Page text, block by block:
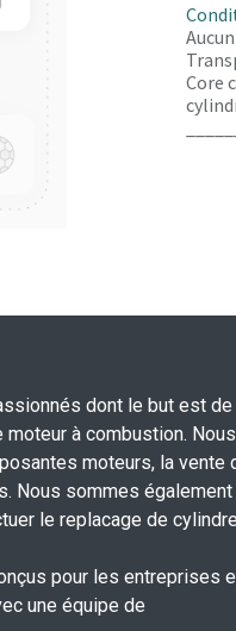
Core
dont le but est de
à combustion. Nous
moteurs, la vente
Nous sommes également
le replacage de cylindre
pour les entreprises
une équipe de